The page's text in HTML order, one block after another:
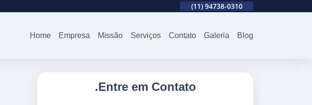
(11) 94738-0310
Home Empresa Missão Serviços Contato Galeria Blog
.Entre em Contato